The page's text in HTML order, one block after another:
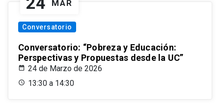
MAR
Conversatorio
Conversatorio: “Pobreza y Educación:
Perspectivas y Propuestas desde la UC”
24 de Marzo de 2026
13:30 a 14:30